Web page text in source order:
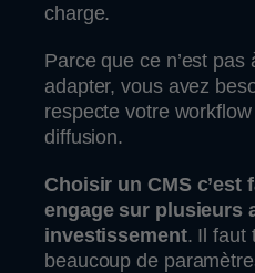
charge.
Parce que ce n’est pas
adapter, vous avez
respecte votre
diffusion.
Choisir un CMS c’est
engage sur plusieurs
investissement. Il faut
beaucoup de